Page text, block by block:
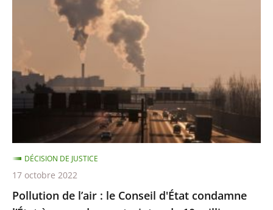
Conseil
d'État
condamne
à
payer
deux
astreintes
Pollution de l’air : le Conseil d'État condamne
DÉCISION DE JUSTICE
17 octobre 2022